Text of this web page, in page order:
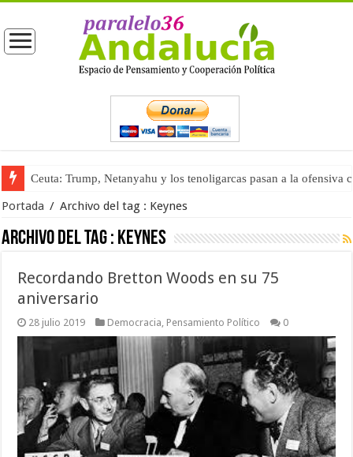
Ceuta: Trump, Netanyahu y los tenoligarcas pasan a la ofensiva
Portada / Archivo del tag : Keynes
Archivo del tag : Keynes
Recordando Bretton Woods en su 75
aniversario
28 julio 2019 Democracia, Pensamiento Político 0